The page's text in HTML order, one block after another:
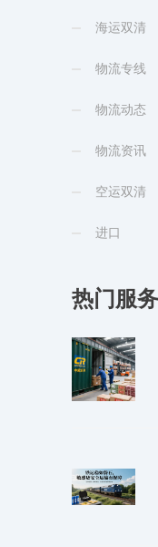
海运双清
物流专线
物流动态
物流资讯
空运双清
进口
热门服务